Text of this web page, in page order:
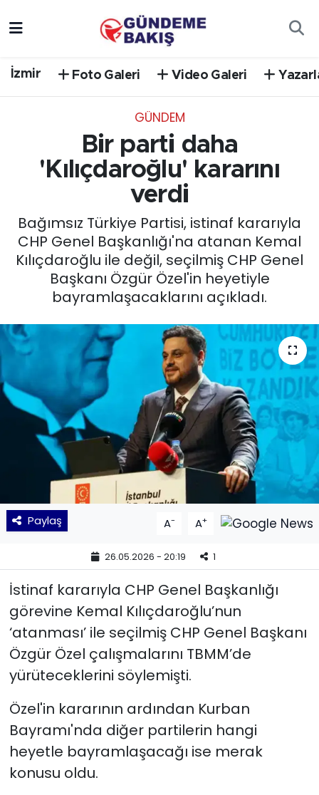
İzmir Foto Galeri Video Galeri
GÜNDEM
Bir parti daha
'Kılıçdaroğlu' kararını
verdi
Bağımsız Türkiye Partisi, istinaf kararıyla
CHP Genel Başkanlığı'na atanan Kemal
Kılıçdaroğlu ile değil, seçilmiş CHP Genel
Başkanı Özgür Özel'in heyetiyle
bayramlaşacaklarını açıkladı.
Paylaş A- A+
26.05.2026 - 20:19 1
İstinaf kararıyla CHP Genel Başkanlığı
görevine Kemal Kılıçdaroğlu’nun
‘atanması’ ile seçilmiş CHP Genel Başkanı
Özgür Özel çalışmalarını TBMM’de
yürüteceklerini söylemişti.
Özel'in kararının ardından Kurban
Bayramı'nda diğer partilerin hangi
heyetle bayramlaşacağı ise merak
konusu oldu.
EGE
EKONOMİ
English News
GÜNCEL
KÜLTÜR SANAT
MAGAZİN
POLİTİKA
SAĞLIK
Siyaset
SPOR
TEKNOLOJİ
Yaşam
YEREL POLİTİKA
YEREL YÖNETİMLER
Yurt
Süper Lig Puan Durumu ve Fikstür
Tüm Manşetler
Son Dakika Haberleri
Haber Arşivi